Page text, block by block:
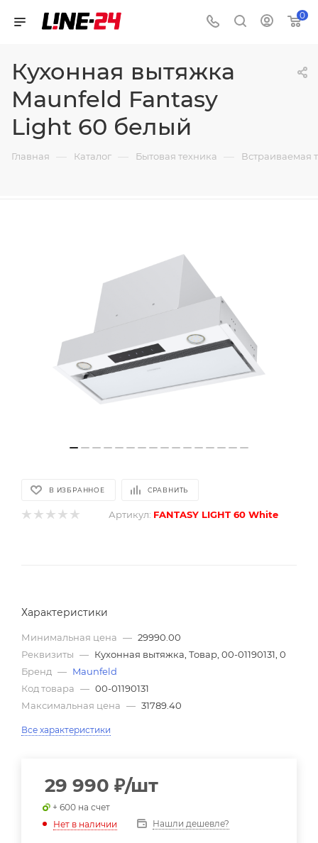
0
Кухонная вытяжка
Maunfeld Fantasy
Light 60 белый
Главная — Каталог — Бытовая техника — Встраиваемая
В ИЗБРАННОЕ СРАВНИТЬ
Артикул: FANTASY LIGHT 60 White
Характеристики
Минимальная цена — 29990.00
Реквизиты — Кухонная вытяжка, Товар, 00-01190131, 0
Бренд — Maunfeld
Код товара — 00-01190131
Максимальная цена — 31789.40
Все характеристики
29 990 ₽/шт
+ 600 на счет
Нет в наличии
Нашли дешевле?